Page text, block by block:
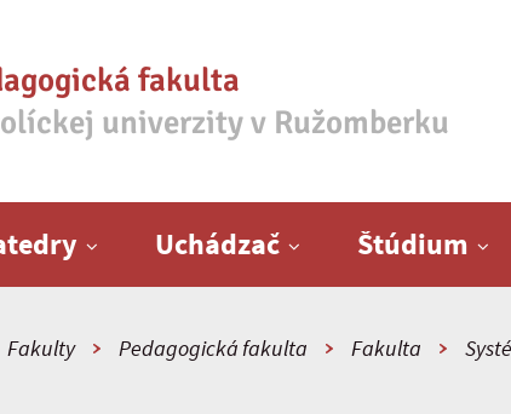
fakulta
univerzity v Ružomberku
Uchádzač Štúdium
Fakulty Pedagogická fakulta Fakulta